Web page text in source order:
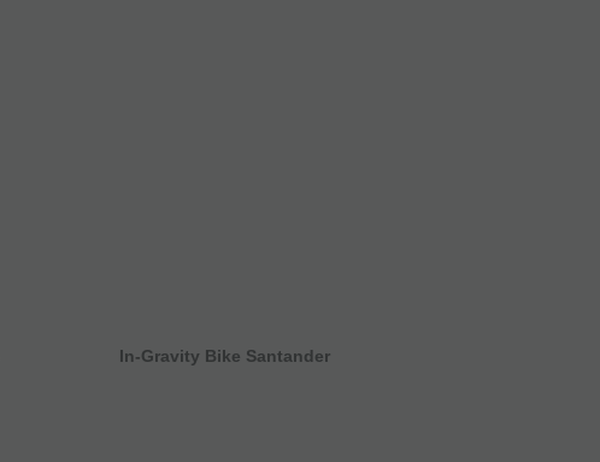
In-Gravity Bike Santander